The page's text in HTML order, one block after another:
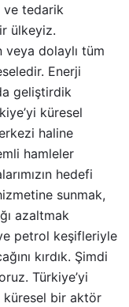
ve tedarik
ülkeyiz.
veya dolaylı tüm
Enerji
geliştirdik
küresel
haline
hamleler
hedefi
sunmak,
azaltmak
petrol keşifleriyle
kırdık. Şimdi
Türkiye’yi
küresel bir aktör